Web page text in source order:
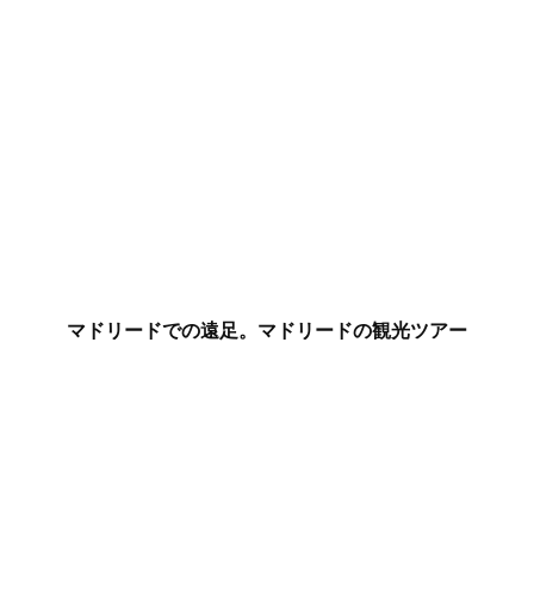
マドリードでの遠足。マドリードの観光ツアー